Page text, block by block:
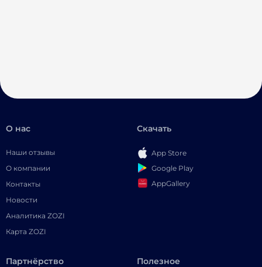
О нас
Наши отзывы
О компании
Контакты
Новости
Аналитика ZOZI
Карта ZOZI
Скачать
App Store
Google Play
AppGallery
Партнёрство Полезное